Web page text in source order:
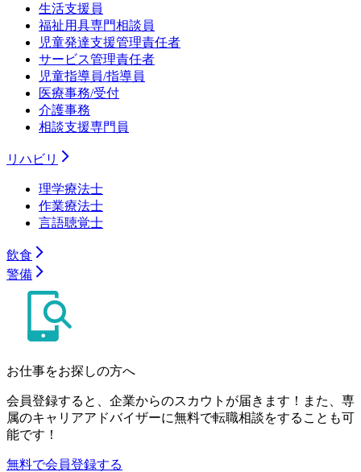
生活支援員
福祉用具専門相談員
児童発達支援管理責任者
サービス管理責任者
児童指導員/指導員
医療事務/受付
介護事務
相談支援専門員
リハビリ
理学療法士
作業療法士
言語聴覚士
飲食
警備
お仕事をお探しの方へ
会員登録すると、企業からのスカウトが届きます！また、専
属のキャリアアドバイザーに無料で転職相談をすることも可
能です！
無料で会員登録する